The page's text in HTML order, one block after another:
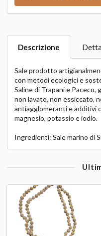
Descrizione
Sale prodotto
con metodi ecologici e
Saline di Trapani e Paceco,
non lavato, non essiccato,
antiagglomeranti e additivi
magnesio, potassio e iodio.
Ingredienti: Sale marino di